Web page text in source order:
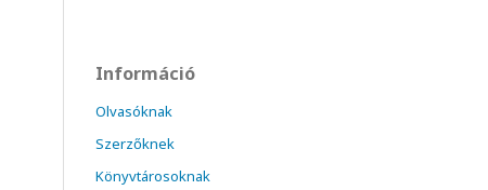
Információ
Olvasóknak
Szerzőknek
Könyvtárosoknak